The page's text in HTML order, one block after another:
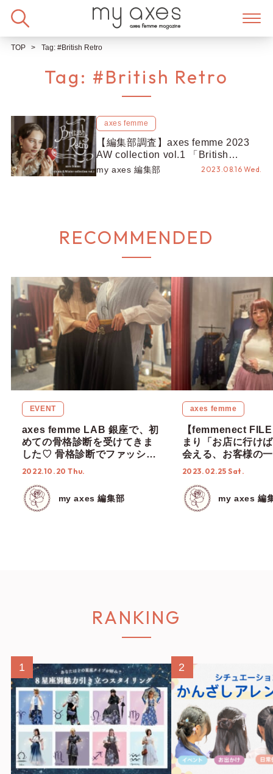
TOP Tag: #British Retro
Tag: #British Retro
axes femme
【編集部調査】axes femme 2023
AW collection vol.1 「British
Retro」がついに公開♡大注目のア
my axes 編集部 2023.08.16 Wed.
RECOMMENDED
EVENT
axes femme LAB 銀座で、初
めての骨格診断を受けてきま
した♡ 骨格診断でファッショ
ンの幅が広がる！ 診断方法な
2022.10.20 Thu.
my axes 編集部
axes femme
【femmenect
まり「お店に行け
会える、お客様の
ム友でありたい。」
2023.02.25 Sat.
my axes 編
RANKING
1 2